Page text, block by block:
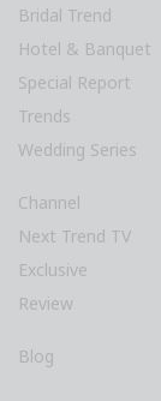
Bridal Trend
Hotel & Banquet
Special Report
Trends
Wedding Series
Channel
Next Trend TV
Exclusive
Review
Blog